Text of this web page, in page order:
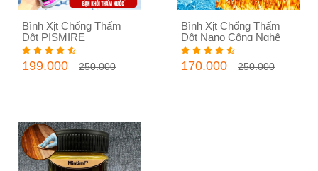
Thêm vào giỏ hàng
Bình Xịt Chống Thấm
Dột PISMIRE
199.000 250.000
Thêm vào giỏ hàng
Bình Xịt Chống Thấm
Dột Nano Công Nghệ
Nhật Bản
170.000 250.000